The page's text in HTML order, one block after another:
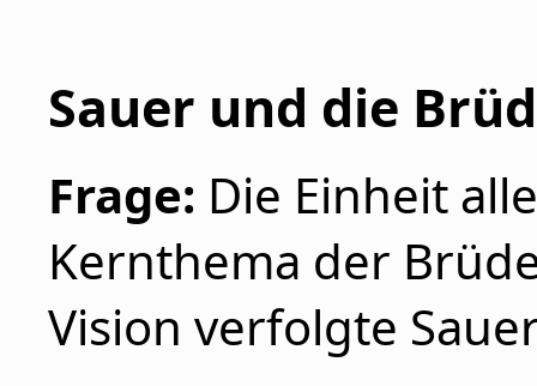
Sauer und die
Frage: Die Einheit
Kernthema der
Vision verfolgte